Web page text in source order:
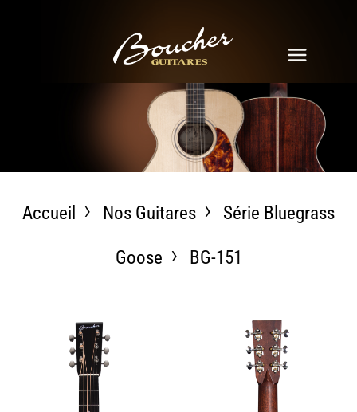
Accueil Nos Guitares Série Bluegrass
Goose BG-151